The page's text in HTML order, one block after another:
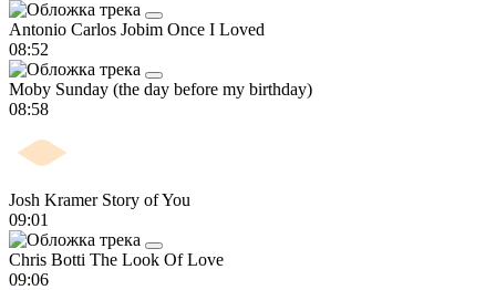
Antonio Carlos Jobim Once I Loved
08:52
Moby Sunday (the day before my birthday)
08:58
Josh Kramer Story of You
09:01
Chris Botti The Look Of Love
09:06